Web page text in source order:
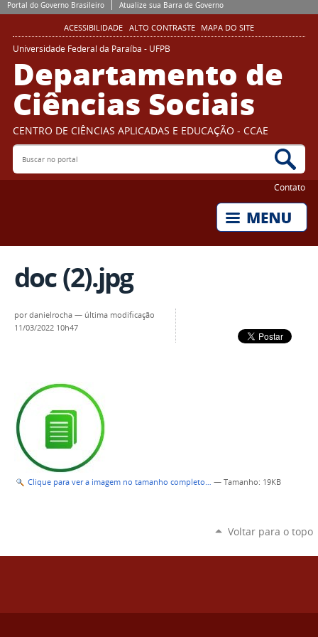
Portal do Governo Brasileiro Atualize sua Barra de Governo
ACESSIBILIDADE ALTO CONTRASTE MAPA DO SITE
Universidade Federal da Paraíba - UFPB
Departamento de
Ciências Sociais
CENTRO DE CIÊNCIAS APLICADAS E EDUCAÇÃO - CCAE
Buscar no portal
Contato
doc (2).jpg
pordanielrocha — última modificação
11/03/2022 10h47
Clique para ver a imagem no tamanho completo… — Tamanho: 19KB
Voltar para o topo